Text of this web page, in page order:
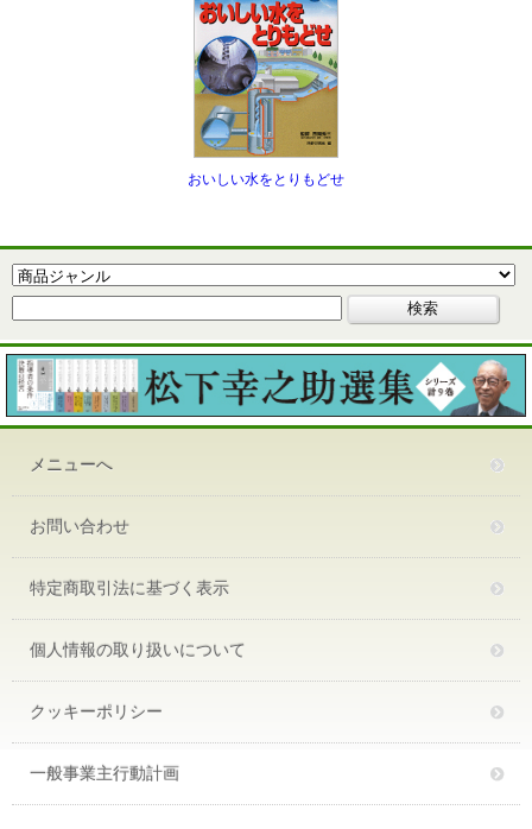
おいしい水をとりもどせ
メニューへ
お問い合わせ
特定商取引法に基づく表示
個人情報の取り扱いについて
クッキーポリシー
一般事業主行動計画